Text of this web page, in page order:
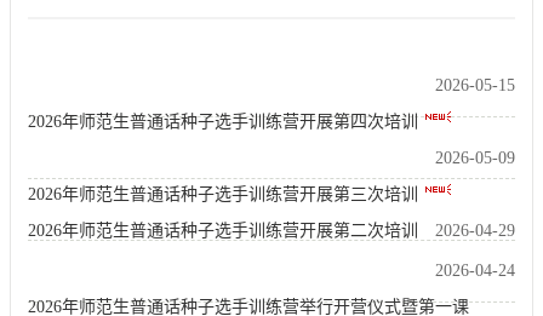
2026-05-15
2026年师范生普通话种子选手训练营开展第四次培训
2026-05-09
2026年师范生普通话种子选手训练营开展第三次培训
2026-04-29
2026年师范生普通话种子选手训练营开展第二次培训
2026-04-24
2026年师范生普通话种子选手训练营举行开营仪式暨第一课